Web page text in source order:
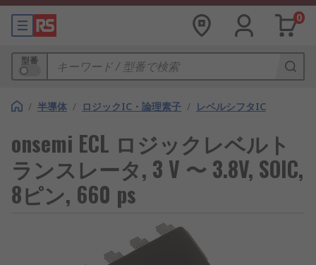
0
型番
/ 半導体 / ロジックIC・論理素子 / レベルシフタIC
onsemi ECL ロジックレベルト
ランスレータ, 3 V 〜 3.8V, SOIC,
8ピン, 660 ps